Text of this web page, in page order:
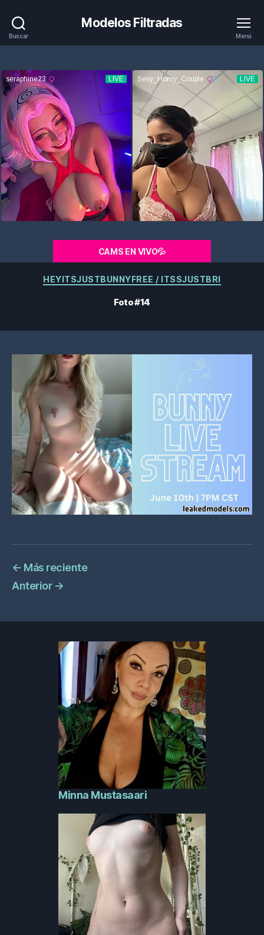
Buscar
Modelos Filtradas
Menú
CAMS EN VIVO💦
Categorías
HEYITSJUSTBUNNYFREE / ITSSJUSTBRI
Foto #14
← Más reciente
Anterior →
Minna Mustasaari